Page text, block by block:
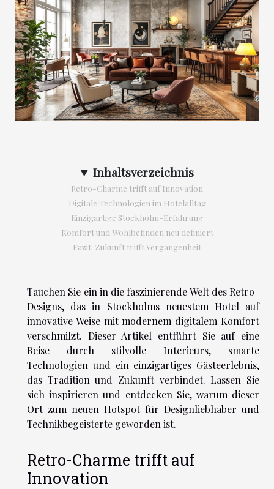
Inhaltsverzeichnis
Retro-Charme trifft auf Innovation
Digitale Technologien im Hotelalltag
Einzigartige Stockholm-Erfahrung
Komfort und Wohlbefinden neu definiert
Fazit: Zukunft trifft Vergangenheit
Tauchen Sie ein in die faszinierende Welt des Retro-
Designs, das in Stockholms neuestem Hotel auf
innovative Weise mit modernem digitalem Komfort
verschmilzt. Dieser Artikel entführt Sie auf eine
Reise durch stilvolle Interieurs, smarte
Technologien und ein einzigartiges Gästeerlebnis,
das Tradition und Zukunft verbindet. Lassen Sie
sich inspirieren und entdecken Sie, warum dieser
Ort zum neuen Hotspot für Designliebhaber und
Technikbegeisterte geworden ist.
Retro-Charme trifft auf
Innovation